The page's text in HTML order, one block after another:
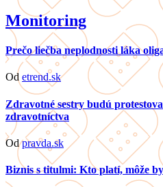
Monitoring
Prečo liečba neplodnosti láka
Od etrend.sk
Zdravotné sestry budú
zdravotníctva
Odpravda.sk
Biznis s titulmi: Kto platí, môže